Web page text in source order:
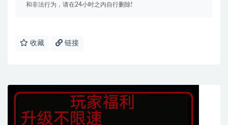
和非法行为，请在24小时之内自行删除!
收藏 链接